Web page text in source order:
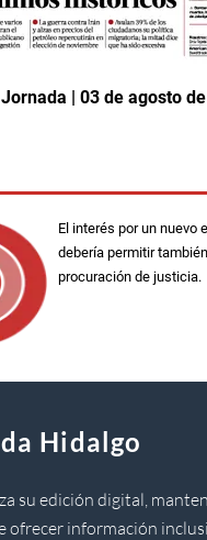
| 03 de agosto
El interés por un nuevo
debería permitir
procuración de justicia.
Hidalgo
su edición digital,
ofrecer información